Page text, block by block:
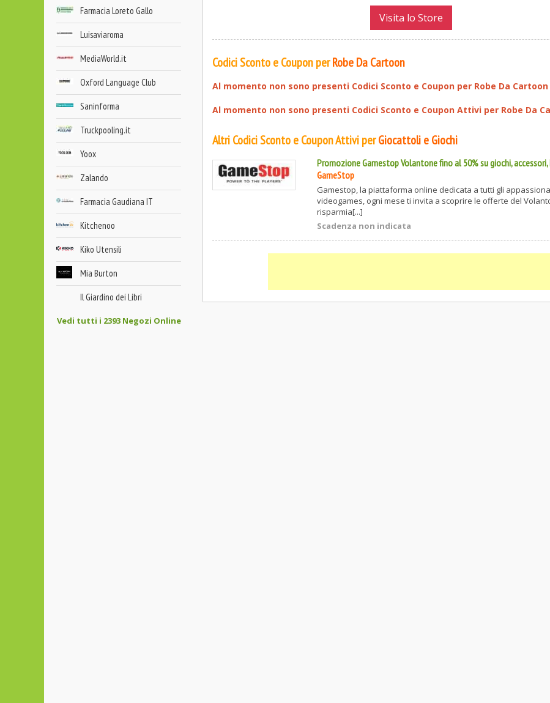
Farmacia Loreto Gallo
Luisaviaroma
MediaWorld.it
Oxford Language Club
Saninforma
Truckpooling.it
Yoox
Zalando
Farmacia Gaudiana IT
Kitchenoo
Kiko Utensili
Mia Burton
Il Giardino dei Libri
Vedi tutti i 2393 Negozi Online
Visita lo Store
Codici Sconto e Coupon perRobe Da Cartoon
Al momento non sono presenti Codici Sconto e Coupon per Robe Da Cartoon
Al momento non sono presenti Codici Sconto e Coupon Attivi per Robe Da
Altri Codici Sconto e Coupon Attivi perGiocattoli e Giochi
Promozione Gamestop Volantone fino al 50% su giochi,
GameStop
Gamestop, la piattaforma online dedicata a tutti gli
videogames, ogni mese ti invita a scoprire le offerte del
risparmia[...]
Scadenza non indicata